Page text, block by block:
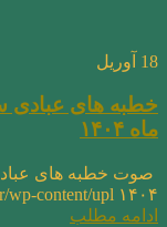
18 آوریل
ماه ۱۴۰۴
۱۴۰۴ https://mousavifard.ir/wp-content/upl...
ادامه مطلب